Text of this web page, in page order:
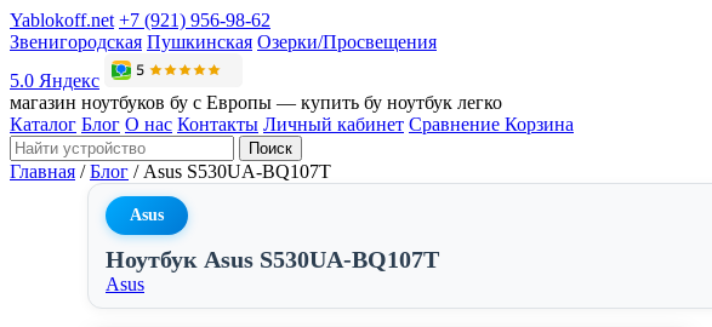
Yablokoff.net +7 (921) 956-98-62
Звенигородская Пушкинская Озерки/Просвещения
5.0 Яндекс
магазин ноутбуков бу с Европы — купить бу ноутбук легко
Каталог Блог О нас Контакты Личный кабинет Сравнение Корзина
Поиск
Главная / Блог / Asus S530UA-BQ107T
Asus
Ноутбук Asus S530UA-BQ107T
Asus